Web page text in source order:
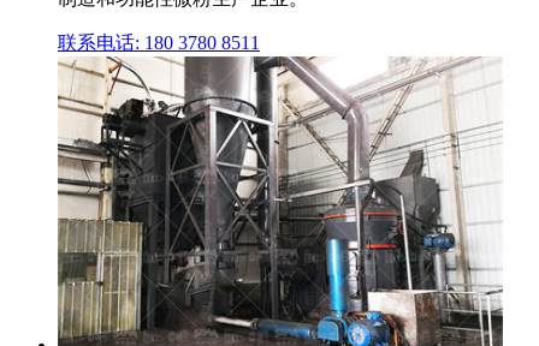
联系电话: 180 3780 8511